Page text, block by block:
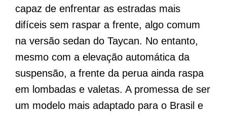
capaz de enfrentar as estradas mais
difíceis sem raspar a frente, algo comum
na versão sedan do Taycan. No entanto,
mesmo com a elevação automática da
suspensão, a frente da perua ainda raspa
em lombadas e valetas. A promessa de ser
um modelo mais adaptado para o Brasil e